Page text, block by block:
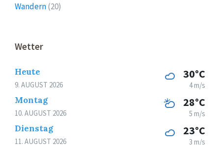
Wandern(20)
Wetter
Heute
9. AUGUST 2026
30°C
4 m/s
Montag
10. AUGUST 2026
28°C
5 m/s
Dienstag
11. AUGUST 2026
23°C
3 m/s